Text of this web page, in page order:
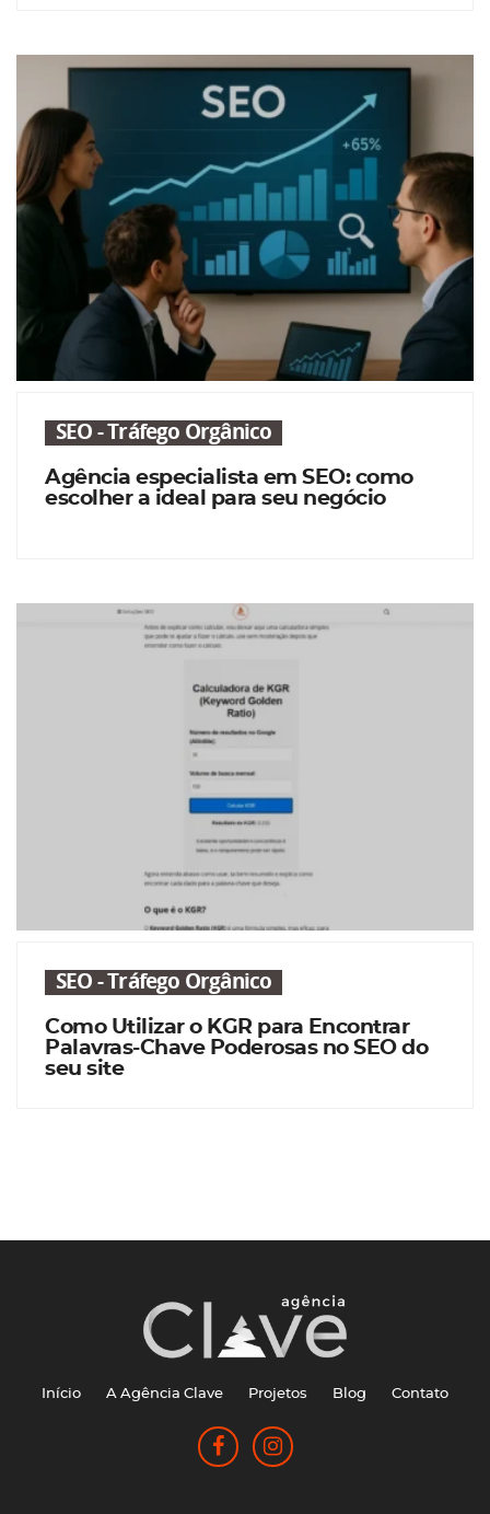
SEO - Tráfego Orgânico
Agência especialista em SEO: como
escolher a ideal para seu negócio
SEO - Tráfego Orgânico
Como Utilizar o KGR para Encontrar
Palavras-Chave Poderosas no SEO do
seu site
Início A Agência Clave Projetos Blog Contato